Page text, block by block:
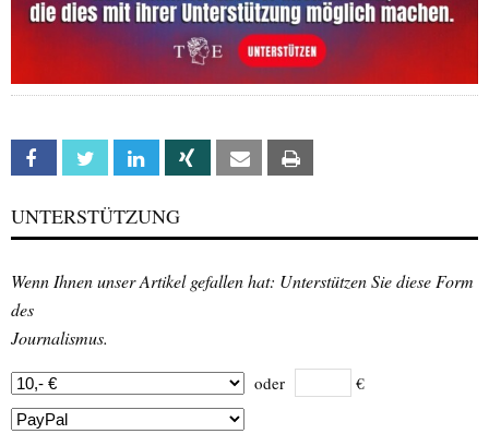
Facebook Twitter Linkedin Xing Email
UNTERSTÜTZUNG
Wenn Ihnen unser Artikel gefallen hat: Unterstützen Sie diese Form
des
Journalismus.
oder €